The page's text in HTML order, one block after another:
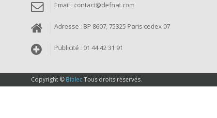
Email : contact@defnat.com
Adresse : BP 8607, 75325 Paris cedex 07
Publicité : 01 44 42 31 91
Copyright © BialecTous droits réservés.